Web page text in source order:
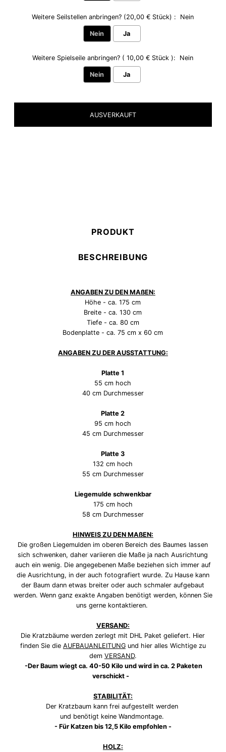
Weitere Seilstellen anbringen? (20,00 € Stück) : Nein
Nein Ja
Weitere Spielseile anbringen? ( 10,00 € Stück ): Nein
Nein Ja
Selection will addto the price
PRODUKT
BESCHREIBUNG
ANGABEN ZU DEN MAßEN:
Höhe - ca. 175 cm
Breite - ca. 130 cm
Tiefe - ca. 80 cm
Bodenplatte - ca. 75 cm x 60 cm
ANGABEN ZU DER AUSSTATTUNG:
Platte 1
55 cm hoch
40 cm Durchmesser
Platte 2
95 cm hoch
45 cm Durchmesser
Platte 3
132 cm hoch
55 cm Durchmesser
Liegemulde schwenkbar
175 cm hoch
58 cm Durchmesser
HINWEIS ZU DEN MAßEN:
Die großen Liegemulden im oberen Bereich des Baumes lassen
sich schwenken, daher variieren die Maße ja nach Ausrichtung
auch ein wenig. Die angegebenen Maße beziehen sich immer auf
die Ausrichtung, in der auch fotografiert wurde. Zu Hause kann
der Baum dann etwas breiter oder auch schmaler aufgebaut
werden. Wenn ganz exakte Angaben benötigt werden, können Sie
uns gerne kontaktieren.
VERSAND:
Die Kratzbäume werden zerlegt mit DHL Paket geliefert. Hier
finden Sie die AUFBAUANLEITUNG und hier alles Wichtige zu
dem VERSAND.
-Der Baum wiegt ca. 40-50 Kilo und wird in ca. 2 Paketen
verschickt -
STABILITÄT:
Der Kratzbaum kann frei aufgestellt werden
und benötigt keine Wandmontage.
- Für Katzen bis 12,5 Kilo empfohlen -
HOLZ: